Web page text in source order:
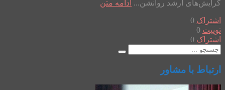
گرایش‌های ارشد روانشن... ادامه متن
اشتراک 0
توییت 0
اشتراک 0
ارتباط با مشاور